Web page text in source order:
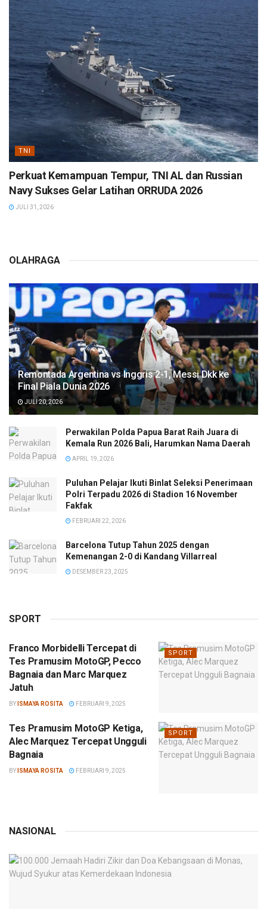
TNI
Perkuat Kemampuan Tempur, TNI AL dan Russian
Navy Sukses Gelar Latihan ORRUDA 2026
JULI 31, 2026
OLAHRAGA
Remontada Argentina vs Inggris 2-1, Messi Dkk ke
Final Piala Dunia 2026
JULI 20, 2026
Perwakilan Polda Papua Barat Raih Juara di
Kemala Run 2026 Bali, Harumkan Nama Daerah
APRIL 19, 2026
Puluhan Pelajar Ikuti Binlat Seleksi Penerimaan
Polri Terpadu 2026 di Stadion 16 November
Fakfak
FEBRUARI 22, 2026
Barcelona Tutup Tahun 2025 dengan
Kemenangan 2-0 di Kandang Villarreal
DESEMBER 23, 2025
SPORT
SPORT
Franco Morbidelli Tercepat di
Tes Pramusim MotoGP, Pecco
Bagnaia dan Marc Marquez
Jatuh
BY ISMAYA ROSITA FEBRUARI 9, 2025
SPORT
Tes Pramusim MotoGP Ketiga,
Alec Marquez Tercepat Ungguli
Bagnaia
BY ISMAYA ROSITA FEBRUARI 9, 2025
NASIONAL